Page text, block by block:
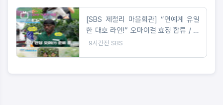
[SBS 제철리 마을회관] “연예계 유일
한 대호 라인!” 오마이걸 효정 합류 / 송
가인의 짠내 나는 초등팬심 잡기 도전
9시간전 SBS